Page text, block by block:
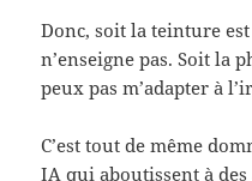
Donc, soit la teinture
n’enseigne pas. Soit la
peux pas m’adapter à
C’est tout de même
IA qui aboutissent à